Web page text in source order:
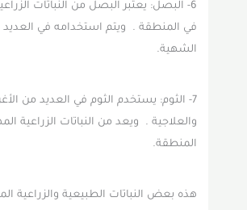
6- البصل: يعتبر البصل من النباتات
في المنطقة . ويتم استخدامه في العديد
الشهية.
7- الثوم: يستخدم الثوم في العديد من
والعلاجية . ويعد من النباتات الزراعية
المنطقة.
هذه بعض النباتات الطبيعية والزراعية